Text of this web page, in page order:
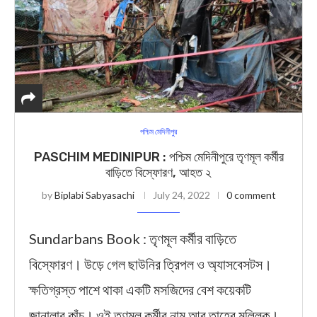
পশ্চিম মেদিনীপুর
PASCHIM MEDINIPUR : পশ্চিম মেদিনীপুরে তৃণমূল কর্মীর
বাড়িতে বিস্ফোরণ, আহত ২
byBiplabi Sabyasachi July 24, 2022 0 comment
Sundarbans Book : তৃণমূল কর্মীর বাড়িতে
বিস্ফোরণ। উড়ে গেল ছাউনির ত্রিপল ও অ্যাসবেসটস।
ক্ষতিগ্রস্ত পাশে থাকা একটি মসজিদের বেশ কয়েকটি